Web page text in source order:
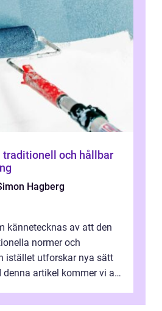
traditionell och hållbar
Hagberg
kännetecknas av att den
normer och
istället utforskar nya sätt
denna artikel kommer vi att